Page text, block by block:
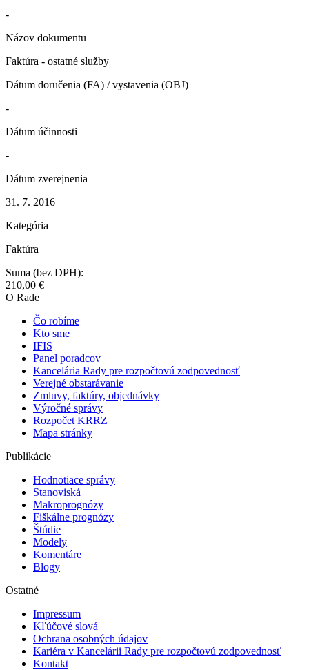
-
Názov dokumentu
Faktúra - ostatné služby
Dátum doručenia (FA) / vystavenia (OBJ)
-
Dátum účinnosti
-
Dátum zverejnenia
31. 7. 2016
Kategória
Faktúra
Suma (bez DPH):
210,00 €
O Rade
Čo robíme
Kto sme
IFIS
Panel poradcov
Kancelária Rady pre rozpočtovú zodpovednosť
Verejné obstarávanie
Zmluvy, faktúry, objednávky
Výročné správy
Rozpočet KRRZ
Mapa stránky
Publikácie
Hodnotiace správy
Stanoviská
Makroprognózy
Fiškálne prognózy
Štúdie
Modely
Komentáre
Blogy
Ostatné
Impressum
Kľúčové slová
Ochrana osobných údajov
Kariéra v Kancelárii Rady pre rozpočtovú zodpovednosť
Kontakt